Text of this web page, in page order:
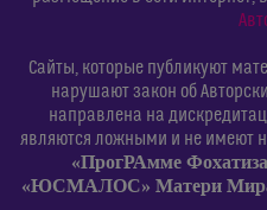
Сайты, которые публикуют
нарушают закон об
направлена на
являются ложными и не имеют
«ПрогРАмме
«ЮСМАЛОС» Матери